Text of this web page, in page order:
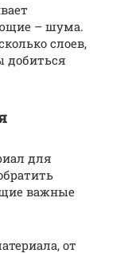
– шума.
слоев,
добиться
для
важные
от